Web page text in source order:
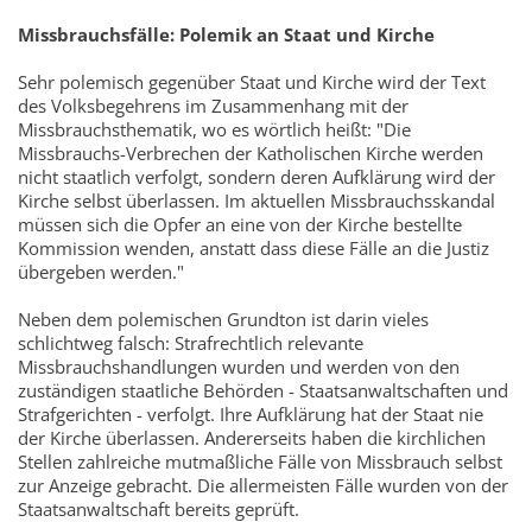
Missbrauchsfälle: Polemik an Staat und Kirche
Sehr polemisch gegenüber Staat und Kirche wird der Text
des Volksbegehrens im Zusammenhang mit der
Missbrauchsthematik, wo es wörtlich heißt: "Die
Missbrauchs-Verbrechen der Katholischen Kirche werden
nicht staatlich verfolgt, sondern deren Aufklärung wird der
Kirche selbst überlassen. Im aktuellen Missbrauchsskandal
müssen sich die Opfer an eine von der Kirche bestellte
Kommission wenden, anstatt dass diese Fälle an die Justiz
übergeben werden."
Neben dem polemischen Grundton ist darin vieles
schlichtweg falsch: Strafrechtlich relevante
Missbrauchshandlungen wurden und werden von den
zuständigen staatliche Behörden - Staatsanwaltschaften und
Strafgerichten - verfolgt. Ihre Aufklärung hat der Staat nie
der Kirche überlassen. Andererseits haben die kirchlichen
Stellen zahlreiche mutmaßliche Fälle von Missbrauch selbst
zur Anzeige gebracht. Die allermeisten Fälle wurden von der
Staatsanwaltschaft bereits geprüft.